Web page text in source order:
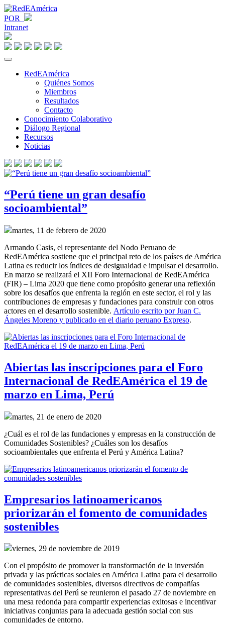
POR
Intranet
RedEAmérica
Quiénes Somos
Miembros
Resultados
Contacto
Conocimiento Colaborativo
Diálogo Regional
Recursos
Noticias
“Perú tiene un gran desafío
socioambiental”
martes, 11 de febrero de 2020
Armando Casis, el representante del Nodo Peruano de
RedEAmérica sostiene que el principal reto de los países de América
Latina es reducir los índices de desigualdad e impulsar el desarrollo.
En marzo se realizará el XII Foro Internacional de RedEAmérica
(FIR) – Lima 2020 que tiene como propósito generar una reflexión
sobre los desafíos que enfrenta la región en este sector, el rol y las
contribuciones de empresas y fundaciones para construir con otros
actores en el desarrollo sostenible. Artículo escrito por Juan C.
Ángeles Moreno y publicado en el diario peruano Expreso.
Abiertas las inscripciones para el Foro
Internacional de RedEAmérica el 19 de
marzo en Lima, Perú
martes, 21 de enero de 2020
¿Cuál es el rol de las fundaciones y empresas en la construcción de
Comunidades Sostenibles? ¿Cuáles son los desafíos
socioambientales que enfrenta el Perú y América Latina?
Empresarios latinoamericanos
priorizarán el fomento de comunidades
sostenibles
viernes, 29 de noviembre de 2019
Con el propósito de promover la transformación de la inversión
privada y las prácticas sociales en América Latina para el desarrollo
de comunidades sostenibles, diversos directivos de compañías
representativas del Perú se reunieron el pasado 27 de noviembre en
una mesa redonda para compartir experiencias exitosas e incentivar
iniciativas conjuntas para la adecuada gestión social con sus
comunidades de entorno.